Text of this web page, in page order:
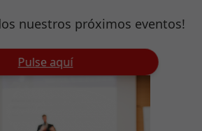
nuestros próximos eventos!
Pulse aquí